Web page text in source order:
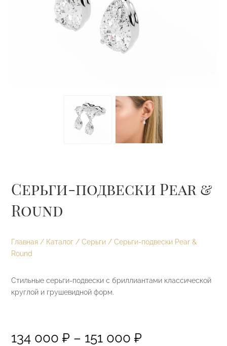
Серьги-подвески Pear &
Round
Главная / Каталог /Серьги / Серьги-подвески Pear &
Round
Стильные серьги-подвески с бриллиантами классической
круглой и грушевидной форм.
134 000₽ – 151 000₽